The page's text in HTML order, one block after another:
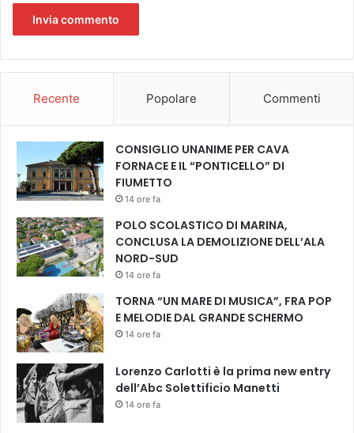
d
l
a
m
p
g
n
a
T
p
o
4
5
o
Recente Popolare Commenti
CONSIGLIO UNANIME PER CAVA
FORNACE E IL “PONTICELLO” DI
FIUMETTO
14 ore fa
POLO SCOLASTICO DI MARINA,
CONCLUSA LA DEMOLIZIONE DELL’ALA
NORD-SUD
14 ore fa
TORNA “UN MARE DI MUSICA”, FRA POP
E MELODIE DAL GRANDE SCHERMO
14 ore fa
Lorenzo Carlotti è la prima new entry
dell’Abc Solettificio Manetti
14 ore fa